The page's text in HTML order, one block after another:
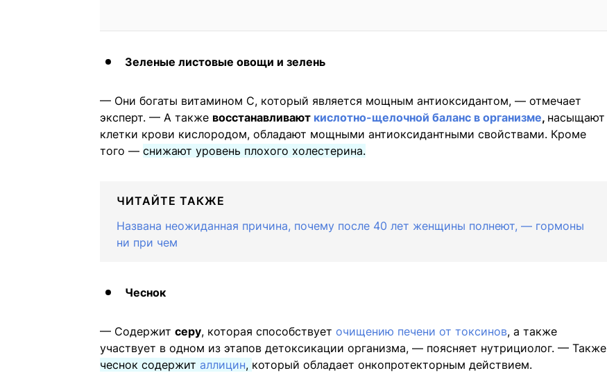
Зеленые листовые овощи и зелень
— Они богаты витамином С, который является мощным антиоксидантом, — отмечает
эксперт. — А также восстанавливают кислотно-щелочной баланс в организме, насыщают
клетки крови кислородом, обладают мощными антиоксидантными свойствами. Кроме
того — снижают уровень плохого холестерина.
ЧИТАЙТЕ ТАКЖЕ
Названа неожиданная причина, почему после 40 лет женщины полнеют, — гормоны
ни при чем
Чеснок
— Содержит серу, которая способствует очищению печени от токсинов, а также
участвует в одном из этапов детоксикации организма, — поясняет нутрициолог. — Также
чеснок содержит аллицин, который обладает онкопротекторным действием.